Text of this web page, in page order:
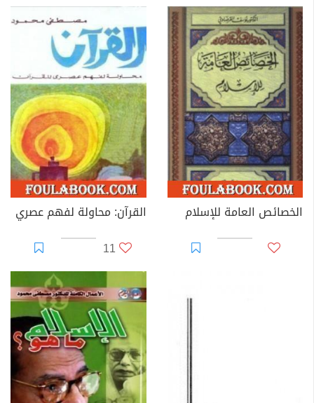
الخصائص العامة للإسلام
القرآن: محاولة لفهم عصري
11